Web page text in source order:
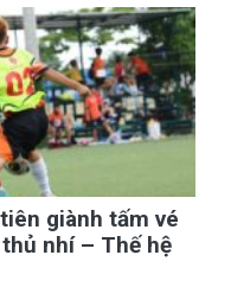
giành tấm vé
nhí – Thế hệ